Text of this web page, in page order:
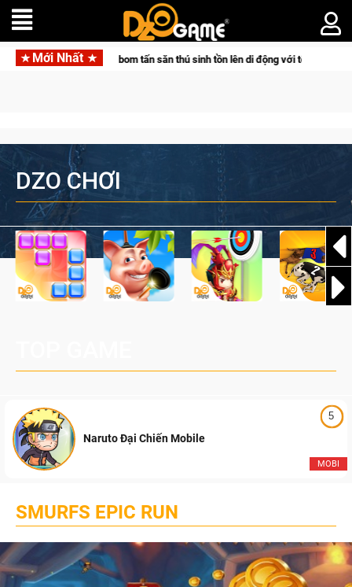
Mới Nhất
Pocketpair đưa bom tấn săn thú sinh tồn lên di động với tên gọi Palworld
DZO CHƠI
5
MOBI
Naruto Đại Chiến Mobile
SMURFS EPIC RUN